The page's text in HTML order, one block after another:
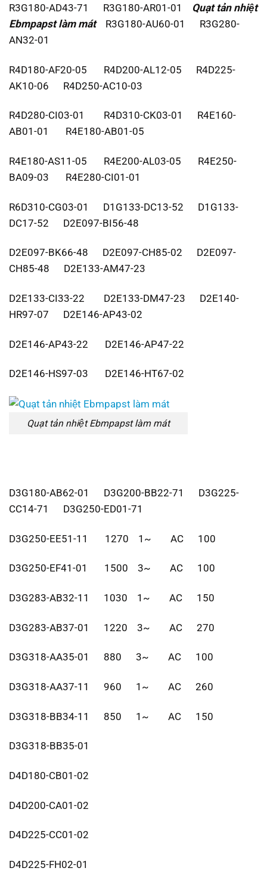
R3G180-AD43-71 R3G180-AR01-01 Quạt tản nhiệt
Ebmpapstlàm mát
R3G180-AU60-01 R3G280-
AN32-01
R4D180-AF20-05 R4D200-AL12-05 R4D225-
AK10-06 R4D250-AC10-03
R4D280-CI03-01 R4D310-CK03-01 R4E160-
AB01-01 R4E180-AB01-05
R4E180-AS11-05 R4E200-AL03-05 R4E250-
BA09-03 R4E280-CI01-01
R6D310-CG03-01 D1G133-DC13-52 D1G133-
DC17-52 D2E097-BI56-48
D2E097-BK66-48 D2E097-CH85-02 D2E097-
CH85-48 D2E133-AM47-23
D2E133-CI33-22 D2E133-DM47-23 D2E140-
HR97-07 D2E146-AP43-02
D2E146-AP43-22 D2E146-AP47-22
D2E146-HS97-03 D2E146-HT67-02
Quạt tản nhiệt Ebmpapst làm mát
D3G180-AB62-01 D3G200-BB22-71 D3G225-
CC14-71 D3G250-ED01-71
D3G250-EE51-11 1270 1~ AC 100
D3G250-EF41-01 1500 3~ AC 100
D3G283-AB32-11 1030 1~ AC 150
D3G283-AB37-01 1220 3~ AC 270
D3G318-AA35-01 880 3~ AC 100
D3G318-AA37-11 960 1~ AC 260
D3G318-BB34-11 850 1~ AC 150
D3G318-BB35-01
D4D180-CB01-02
D4D200-CA01-02
D4D225-CC01-02
D4D225-FH02-01